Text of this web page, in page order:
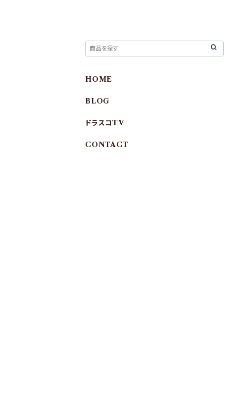
HOME
BLOG
ドラスコTV
CONTACT